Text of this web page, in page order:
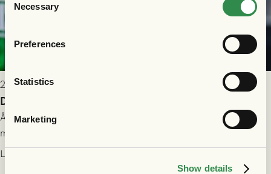
Selection
Necessary
Preferences
Statistics
Marketing
Show details
2026-07-26 21:00
Delad poäng mot Halmstads BK
Åter i Allsvenskan stod Halmstads BK för motståndet i en
match som vägde tungt till fördel för GAIS, men där poängen
delades efter dramatik på tilläggstid.
Läs mer